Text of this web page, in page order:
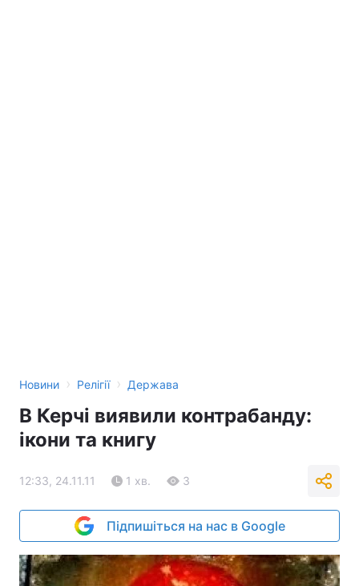
Новини › Релігії › Держава
В Керчі виявили контрабанду:
ікони та книгу
12:33, 24.11.11 1 хв. 3
Підпишіться на нас в Google